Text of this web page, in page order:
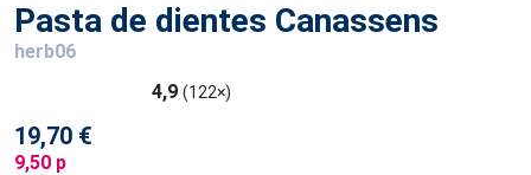
Pasta de dientes Canassens
herb06
4,9 (122×)
19,70 €
9,50 p